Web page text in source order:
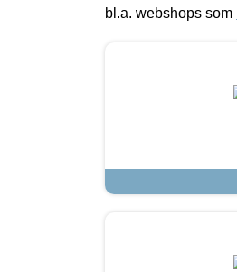
bl.a. webshops som